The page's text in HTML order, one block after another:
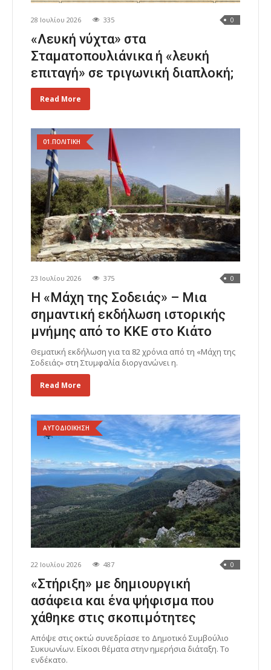
28 Ιουλίου 2026 335 0
«Λευκή νύχτα» στα
Σταματοπουλιάνικα ή «λευκή
επιταγή» σε τριγωνική διαπλοκή;
Read More
01.ΠΟΛΙΤΙΚΗ
23 Ιουλίου 2026 375 0
Η «Μάχη της Σοδειάς» – Μια
σημαντική εκδήλωση ιστορικής
μνήμης από το ΚΚΕ στο Κιάτο
Θεματική εκδήλωση για τα 82 χρόνια από τη «Μάχη της
Σοδειάς» στη Στυμφαλία διοργανώνει η.
Read More
ΑΥΤΟΔΙΟΙΚΗΣΗ
22 Ιουλίου 2026 487 0
«Στήριξη» με δημιουργική
ασάφεια και ένα ψήφισμα που
χάθηκε στις σκοπιμότητες
Απόψε στις οκτώ συνεδρίασε το Δημοτικό Συμβούλιο
Συκυωνίων. Είκοσι θέματα στην ημερήσια διάταξη. Το
ενδέκατο.